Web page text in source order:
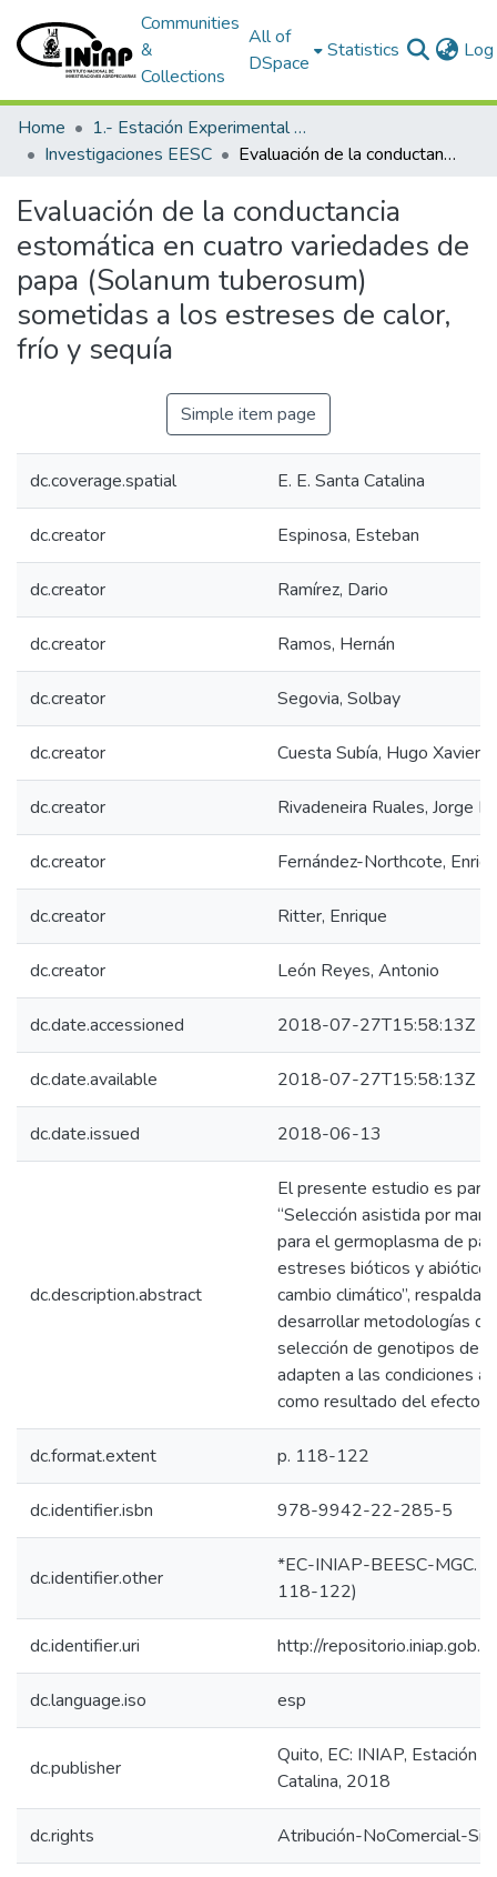
Communities
&
Collections
All of
DSpace
Statistics
Home
1.- Estación Experimental Santa Catalina
Investigaciones EESC
Evaluación de la conductancia estomática en cuatro variedades de papa (Solanum tuberosum) sometidas a los estreses de calor, frío y sequía
Evaluación de la conductancia
estomática en cuatro variedades de
papa (Solanum tuberosum)
sometidas a los estreses de calor,
frío y sequía
Simple item page
dc.coverage.spatial E. E. Santa Catalina
dc.creator Espinosa, Esteban
dc.creator Ramírez, Dario
dc.creator Ramos, Hernán
dc.creator Segovia, Solbay
dc.creator Cuesta Subía, Hugo Xavier
dc.creator Rivadeneira Ruales, Jorge
dc.creator Fernández-Northcote,
dc.creator Ritter, Enrique
dc.creator León Reyes, Antonio
dc.date.accessioned 2018-07-27T15:58:13Z
dc.date.available 2018-07-27T15:58:13Z
dc.date.issued 2018-06-13
dc.description.abstract
El presente estudio es
“Selección asistida por
para el germoplasma de
estreses bióticos y
cambio climático”,
desarrollar metodologías
selección de genotipos de
adapten a las condiciones
como resultado del efecto
dc.format.extent p. 118-122
dc.identifier.isbn 978-9942-22-285-5
dc.identifier.other
*EC-INIAP-BEESC-MGC.
118-122)
dc.identifier.uri http://
dc.language.iso esp
dc.publisher
Quito, EC: INIAP, Estación
Catalina, 2018
dc.rights Atribución-NoComercial-